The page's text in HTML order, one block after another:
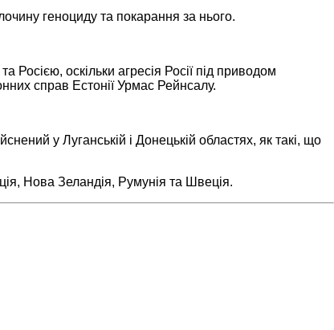
геноциду та покарання за нього.
Росією, оскільки агресія Росії під приводом
справ Естонії Урмас Рейнсалу.
у Луганській і Донецькій областях, як такі, що
Нова Зеландія, Румунія та Швеція.